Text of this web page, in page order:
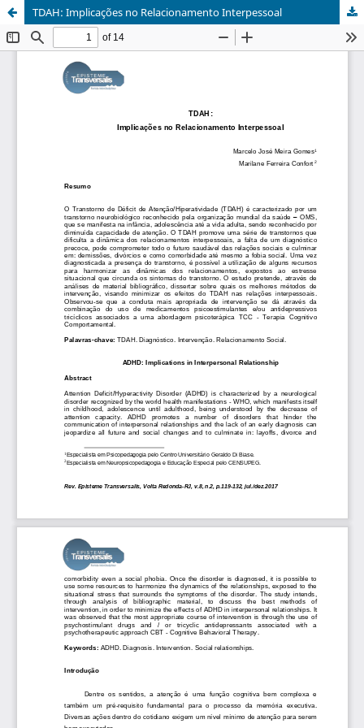
TDAH: Implicações no Relacionamento Interpessoal